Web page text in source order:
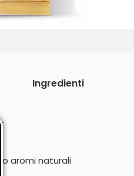
Ingredienti
aromi naturali